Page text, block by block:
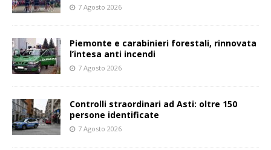
7 Agosto 2026
Piemonte e carabinieri forestali, rinnovata
l’intesa anti incendi
7 Agosto 2026
Controlli straordinari ad Asti: oltre 150
persone identificate
7 Agosto 2026